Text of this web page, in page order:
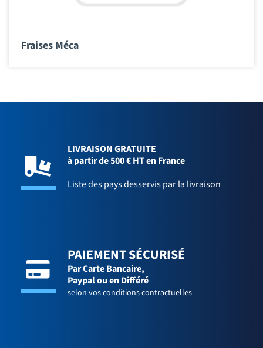
Fraises Méca
LIVRAISON GRATUITE
à partir de 500 € HT en France
Liste des pays desservis par la livraison
PAIEMENT SÉCURISÉ
Par Carte Bancaire,
Paypal ou en Différé
selon vos conditions contractuelles